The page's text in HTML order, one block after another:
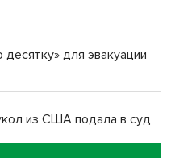
для эвакуации
из США подала в суд